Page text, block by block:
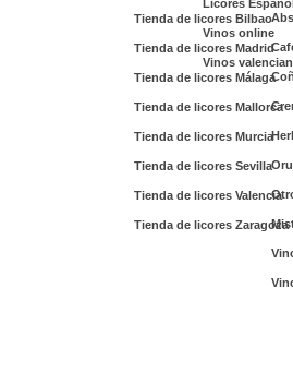
Tienda de licores Bilbao
Tienda de licores Madrid
Tienda de licores Málaga
Tienda de licores Mallorca
Tienda de licores Murcia
Tienda de licores Sevilla
Tienda de licores Valencia
Tienda de licores Zaragoza
Licores
Vinos online
Vinos